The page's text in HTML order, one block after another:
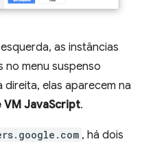
as instâncias
no menu suspenso
direita, elas aparecem na
VM JavaScript.
, há dois